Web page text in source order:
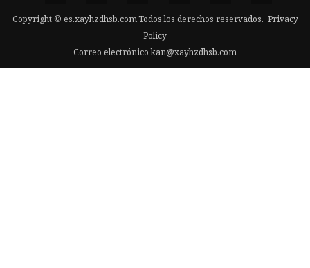
Copyright © es.xayhzdhsb.com,Todos los derechos reservados. Privacy
Policy
Correo electrónicokan@xayhzdhsb.com